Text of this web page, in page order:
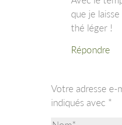
que je
thé léger !
Répondre
Votre adresse e-
indiqués avec *